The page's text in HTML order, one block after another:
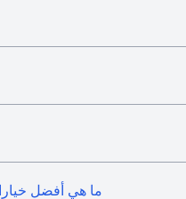
ما هي أفضل